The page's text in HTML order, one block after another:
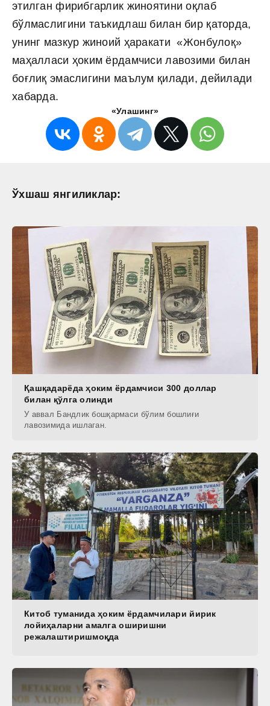
этилган фирибгарлик жиноятини оқлаб
бўлмаслигини таъкидлаш билан бир қаторда,
унинг мазкур жиноий ҳаракати «Жонбулоқ»
маҳалласи ҳоким ёрдамчиси лавозими билан
боғлиқ эмаслигини маълум қилади, дейилади
хабарда.
«Улашинг»
Ўхшаш янгиликлар:
Қашқадарёда ҳоким ёрдамчиси 300 доллар
билан қўлга олинди
У аввал Бандлик бошқармаси бўлим бошлиғи
лавозимида ишлаган.
Китоб туманида ҳоким ёрдамчилари йирик
лойиҳаларни амалга оширишни
режалаштиришмоқда